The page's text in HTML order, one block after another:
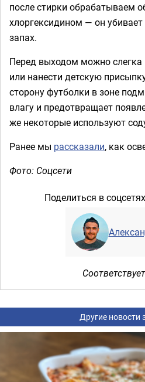
после стирки обрабатываем
хлоргексидином — он
запах.
Перед выходом можно слегка
или нанести детскую
сторону футболки в зоне
влагу и предотвращает
же некоторые используют
Ранее мы рассказали, как
Фото: Соцсети
Поделиться в
Соответствует
Другие новости